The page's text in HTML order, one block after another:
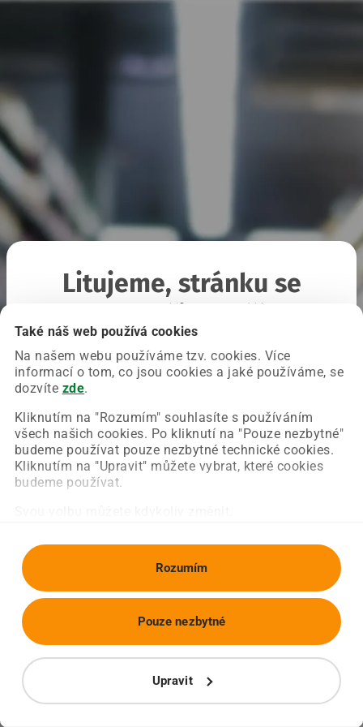
Také náš web používá cookies
Na našem webu používáme tzv. cookies. Více
informací o tom, co jsou cookies a jaké používáme, se
dozvíte zde.
Kliknutím na "Rozumím" souhlasíte s používáním
všech našich cookies. Po kliknutí na "Pouze nezbytné"
budeme používat pouze nezbytné technické cookies.
Kliknutím na "Upravit" můžete vybrat, které cookies
budeme používat.
Rozumím
Upravit
Pouze nezbytné
Litujeme, stránku se
Chyba nastala na naší straně a už ji opravujeme.
Zkuste prosím znovu načíst požadovanou stránku.
Obnovit stránku Úvodní strana